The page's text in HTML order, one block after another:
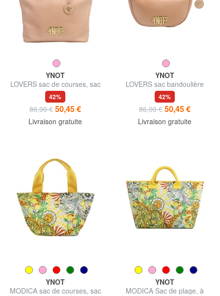
YNOT
LOVERS sac de courses, sac
bandoulière
42%
86,90 € 50,45 €
Livraison gratuite
YNOT
LOVERS sac bandoulière
42%
86,90 € 50,45 €
Livraison gratuite
YNOT
MODICA sac de courses, sac
YNOT
MODICA Sac de plage, à